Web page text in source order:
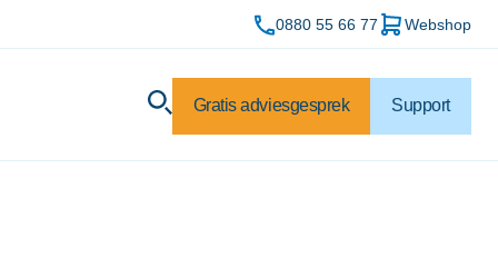
0880 55 66 77 Webshop
Gratis adviesgesprek Support